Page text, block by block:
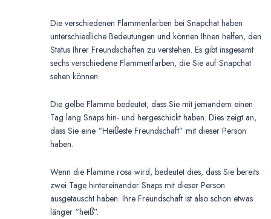
Die verschiedenen Flammenfarben bei Snapchat haben
unterschiedliche Bedeutungen und können Ihnen helfen, den
Status Ihrer Freundschaften zu verstehen. Es gibt insgesamt
sechs verschiedene Flammenfarben, die Sie auf Snapchat
sehen können.
Die gelbe Flamme bedeutet, dass Sie mit jemandem einen
Tag lang Snaps hin- und hergeschickt haben. Dies zeigt an,
dass Sie eine “Heißeste Freundschaft” mit dieser Person
haben.
Wenn die Flamme rosa wird, bedeutet dies, dass Sie bereits
zwei Tage hintereinander Snaps mit dieser Person
ausgetauscht haben. Ihre Freundschaft ist also schon etwas
länger “heiß”.